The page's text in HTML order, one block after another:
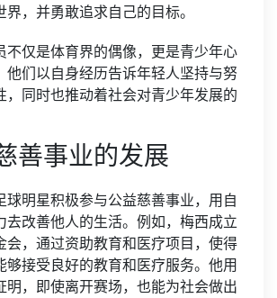
界，并勇敢追求自己的目标。
不仅是体育界的偶像，更是青少年心
他们以自身经历告诉年轻人坚持与努
，同时也推动着社会对青少年发展的
善事业的发展
球明星积极参与公益慈善事业，用自
去改善他人的生活。例如，梅西成立
会，通过资助教育和医疗项目，使得
够接受良好的教育和医疗服务。他用
明，即使离开赛场，也能为社会做出